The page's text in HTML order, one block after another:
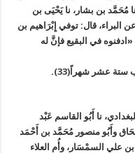
مُحَمَّد بن بشار، نا يَحْيَى‏ بن
البراء، قال: توفي إِبْرَاهيم بن
في البقيع فإنَّ له
ستة عشر شهراً(33)
.
نا أَبُو القاسم عَبْد
وأَبُو منصور مُحَمَّد بن أَحْمَد
علي السمْسَار، وأُم العلاء